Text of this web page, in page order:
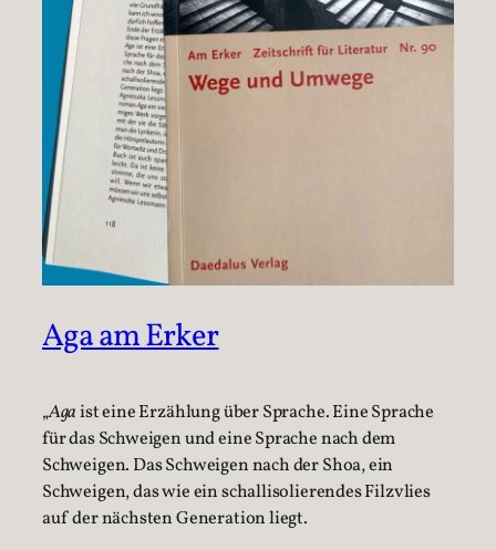
Aga am Erker
„Agaist eine Erzählung über Sprache. Eine Sprache
für das Schweigen und eine Sprache nach dem
Schweigen. Das Schweigen nach der Shoa, ein
Schweigen, das wie ein schallisolierendes Filzvlies
auf der nächsten Generation liegt.